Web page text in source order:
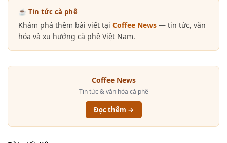
☕ Tin tức cà phê
Khám phá thêm bài viết tại Coffee News — tin tức, văn
hóa và xu hướng cà phê Việt Nam.
Coffee News
Tin tức & văn hóa cà phê
Đọc thêm →